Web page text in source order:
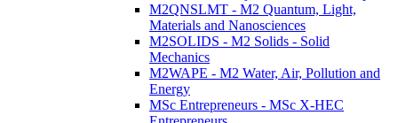
M2QNSLMT - M2 Quantum, Light,
Materials and Nanosciences
M2SOLIDS - M2 Solids - Solid
Mechanics
M2WAPE - M2 Water, Air, Pollution and
Energy
MSc Entrepreneurs - MSc X-HEC